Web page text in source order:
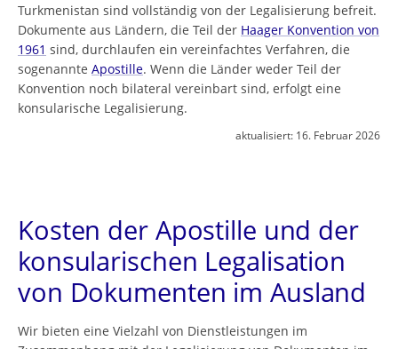
Turkmenistan sind vollständig von der Legalisierung befreit.
Dokumente aus Ländern, die Teil der Haager Konvention von
1961 sind, durchlaufen ein vereinfachtes Verfahren, die
sogenannte Apostille. Wenn die Länder weder Teil der
Konvention noch bilateral vereinbart sind, erfolgt eine
konsularische Legalisierung.
aktualisiert: 16. Februar 2026
Kosten der Apostille und der
konsularischen Legalisation
von Dokumenten im Ausland
Wir bieten eine Vielzahl von Dienstleistungen im